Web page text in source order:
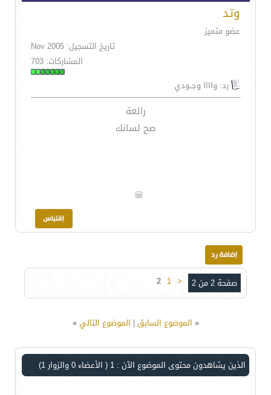
وتد
عضو متميز
تاريخ التسجيل: Nov 2005
المشاركات: 703
رد: واااا وجــودي
رائعة
صح لسانك
صفحة 2 من 2 <
1
2
« الموضوع السابق| الموضوع التالي»
الذين يشاهدون محتوى الموضوع الآن : 1 ( الأعضاء 0 والزوار 1)